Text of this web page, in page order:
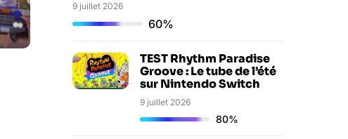
9 juillet 2026
60%
TEST Rhythm Paradise
Groove : Le tube de l’été
sur Nintendo Switch
9 juillet 2026
80%